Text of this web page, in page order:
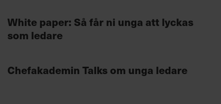
White paper: Så får ni unga att lyckas
som ledare
Chefakademin Talks om unga ledare